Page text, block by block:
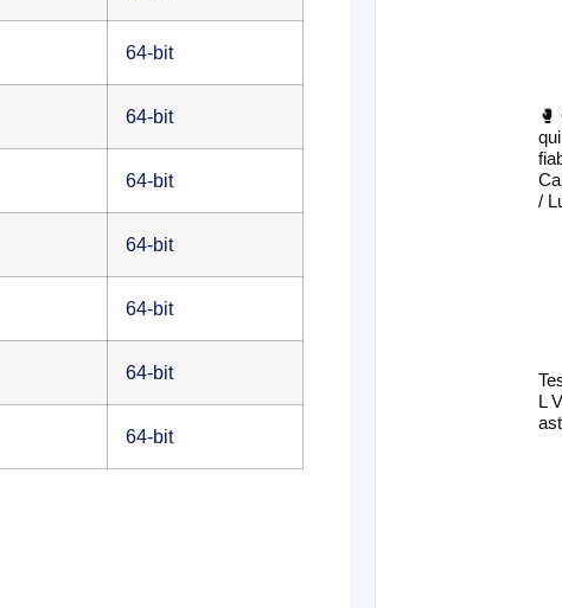
64-bit
64-bit
64-bit
64-bit
64-bit
64-bit
64-bit
/
L